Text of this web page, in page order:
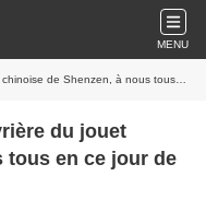
MENU
Shenzen, à nous tous en ce jour de Noël
du jouet
tous en ce jour de